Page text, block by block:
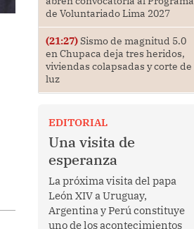
de Voluntariado Lima 2027
(21:27)Sismo de magnitud 5.0
en Chupaca deja tres heridos,
viviendas colapsadas y corte de
luz
EDITORIAL
Una visita de
esperanza
La próxima visita del papa
León XIV a Uruguay,
Argentina y Perú constituye
uno de los acontecimientos